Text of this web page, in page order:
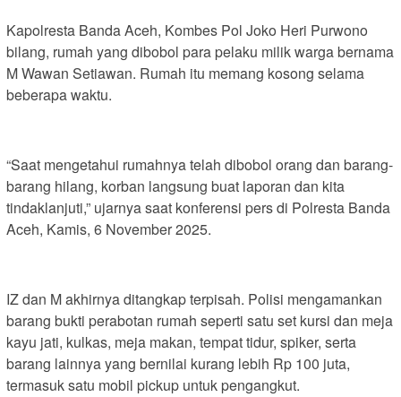
Kapolresta Banda Aceh, Kombes Pol Joko Heri Purwono
bilang, rumah yang dibobol para pelaku milik warga bernama
M Wawan Setiawan. Rumah itu memang kosong selama
beberapa waktu.
“Saat mengetahui rumahnya telah dibobol orang dan barang-
barang hilang, korban langsung buat laporan dan kita
tindaklanjuti,” ujarnya saat konferensi pers di Polresta Banda
Aceh, Kamis, 6 November 2025.
IZ dan M akhirnya ditangkap terpisah. Polisi mengamankan
barang bukti perabotan rumah seperti satu set kursi dan meja
kayu jati, kulkas, meja makan, tempat tidur, spiker, serta
barang lainnya yang bernilai kurang lebih Rp 100 juta,
termasuk satu mobil pickup untuk pengangkut.